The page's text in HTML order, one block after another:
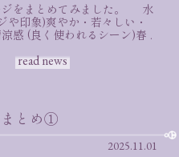
ジをまとめてみました。 水
や印象)爽やか・若々しい・
感 (良く使われるシーン)春 .
read news
まとめ①
2025.11.01